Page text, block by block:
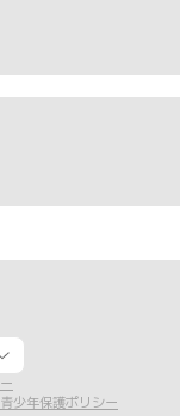
少年保護ポリシー